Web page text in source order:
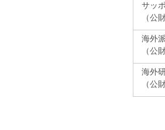
サッ
（公
海外
（公
海外
（公